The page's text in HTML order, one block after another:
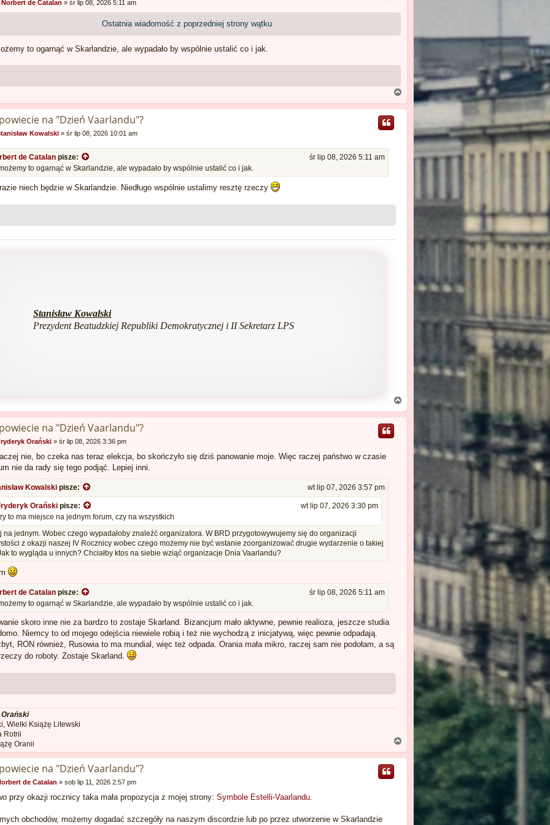
ę
Norbert de Catalan » śr lip 08, 2026 5:11 am
Ostatnia wiadomość z poprzedniej strony wątku
to ogarnąć w Skarlandzie, ale wypadało by wspólnie ustalić co i jak.
a
g
na "Dzień Vaarlandu"?
Kowalski» śr lip 08, 2026 10:01 am
de Catalan pisze:
śr lip 08, 2026 5:11 am
to ogarnąć w Skarlandzie, ale wypadało by wspólnie ustalić co i jak.
niech będzie w Skarlandzie. Niedługo wspólnie ustalimy resztę rzeczy
Stanisław Kowalski
Prezydent Beatudzkiej Republiki Demokratycznej i II Sekretarz LPS
a
g
na "Dzień Vaarlandu"?
Orański» śr lip 08, 2026 3:36 pm
nie, bo czeka nas teraz elekcja, bo skończyło się dziś panowanie moje. Więc raczej państwo w czasie
nie da rady się tego podjąć. Lepiej inni.
Kowalski pisze: wt lip 07, 2026 3:57 pm
Orański pisze:
wt lip 07, 2026 3:30 pm
to ma miejsce na jednym forum, czy na wszystkich
na jednym. Wobec czego wypadałoby znaleźć organizatora. W BRD przygotowywujemy się do organizacji
z okazji naszej IV Rocznicy wobec czego możemy nie być wstanie zoorganizować drugie wydarzenie o takiej
to wygląda u innych? Chciałby ktos na siebie wziąć organizacje Dnia Vaarlandu?
de Catalan pisze:
śr lip 08, 2026 5:11 am
to ogarnąć w Skarlandzie, ale wypadało by wspólnie ustalić co i jak.
skoro inne nie za bardzo to zostaje Skarland. Bizancjum mało aktywne, pewnie realioza, jeszcze studia
Niemcy to od mojego odejścia niewiele robią i też nie wychodzą z inicjatywą, więc pewnie odpadają.
RON również, Rusowia to ma mundial, więc też odpada. Orania mała mikro, raczej sam nie podołam, a są
do roboty. Zostaje Skarland.
Wielki Książę Litewski
Rotrii
Oranii
a
g
na "Dzień Vaarlandu"?
de Catalan » sob lip 11, 2026 2:57 pm
przy okazji rocznicy taka mała propozycja z mojej strony: Symbole Estelli-Vaarlandu.
obchodów, możemy dogadać szczegóły na naszym discordzie lub po przez utworzenie w Skarlandzie